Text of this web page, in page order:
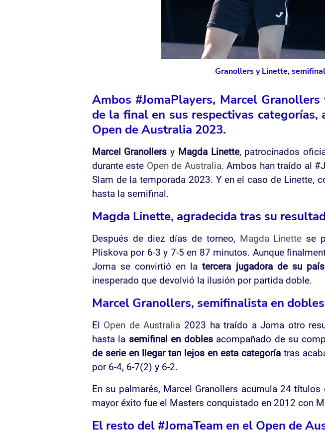
Granollers y Linette,
Ambos #JomaPlayers, Marcel
de la final en sus respectivas
Open de Australia 2023.
Marcel Granollers y Magda Linette, patrocinados
durante este Open de Australia. Ambos han traído al
Slam de la temporada 2023. Y en el caso de Linette,
hasta la semifinal.
Magda Linette, agradecida tras su
Después de diez días de torneo, Magda Linette se
Pliskova por 6-3 y 7-5 en 87 minutos. Aunque
Joma se convirtió en latercera jugadora de su
inesperado que devolvió la ilusión por partida doble.
Marcel Granollers, semifinalista en dobles
El Open de Australia 2023 ha traído a Joma otro
hasta la semifinal en doblesacompañado de su
de serie en llegar tan lejos en esta categoría tras
por 6-4, 6-7(2) y 6-2.
En su palmarés, Marcel Granollers acumula 24
mayor éxito fue el Masters conquistado en 2012 con
El resto del #JomaTeam en el Open de